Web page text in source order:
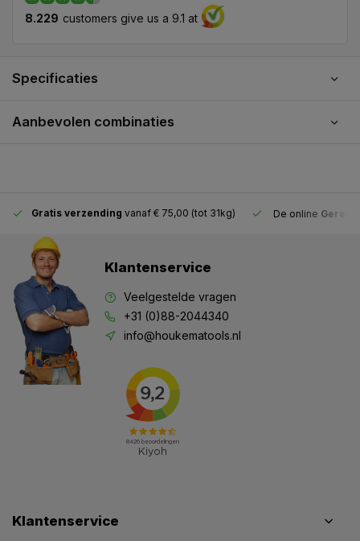
8.229 customers give us a 9.1 at
Specificaties
Aanbevolen combinaties
Gratis verzending vanaf € 75,00 (tot 31kg) De online
Klantenservice
Veelgestelde vragen
+31 (0)88-2044340
info@houkematools.nl
Klantenservice